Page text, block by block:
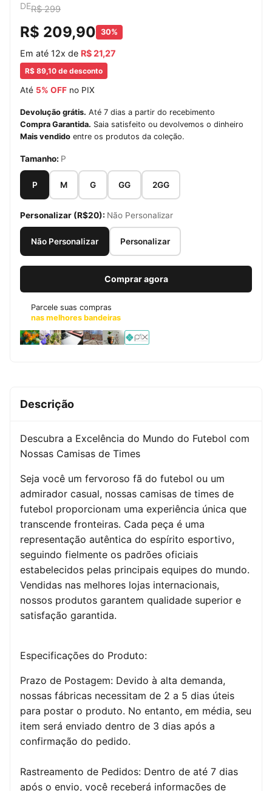
DER$ 299
R$ 209,90 30%
Em até 12x de R$ 21,27
R$ 89,10 de desconto
Até 5% OFF no PIX
Devolução grátis. Até 7 dias a partir do recebimento
Compra Garantida. Saia satisfeito ou devolvemos o dinheiro
Mais vendido entre os produtos da coleção.
Tamanho: P
P M G GG 2GG
Personalizar (R$20): Não Personalizar
Não Personalizar Personalizar
Comprar agora
Parcele suas compras
nas melhores bandeiras
Descrição
Descubra a Excelência do Mundo do Futebol com
Nossas Camisas de Times
Seja você um fervoroso fã do futebol ou um
admirador casual, nossas camisas de times de
futebol proporcionam uma experiência única que
transcende fronteiras. Cada peça é uma
representação autêntica do espírito esportivo,
seguindo fielmente os padrões oficiais
estabelecidos pelas principais equipes do mundo.
Vendidas nas melhores lojas internacionais,
nossos produtos garantem qualidade superior e
satisfação garantida.
Especificações do Produto:
Prazo de Postagem: Devido à alta demanda,
nossas fábricas necessitam de 2 a 5 dias úteis
para postar o produto. No entanto, em média, seu
item será enviado dentro de 3 dias após a
confirmação do pedido.
Rastreamento de Pedidos: Dentro de até 7 dias
após o envio, você receberá informações de